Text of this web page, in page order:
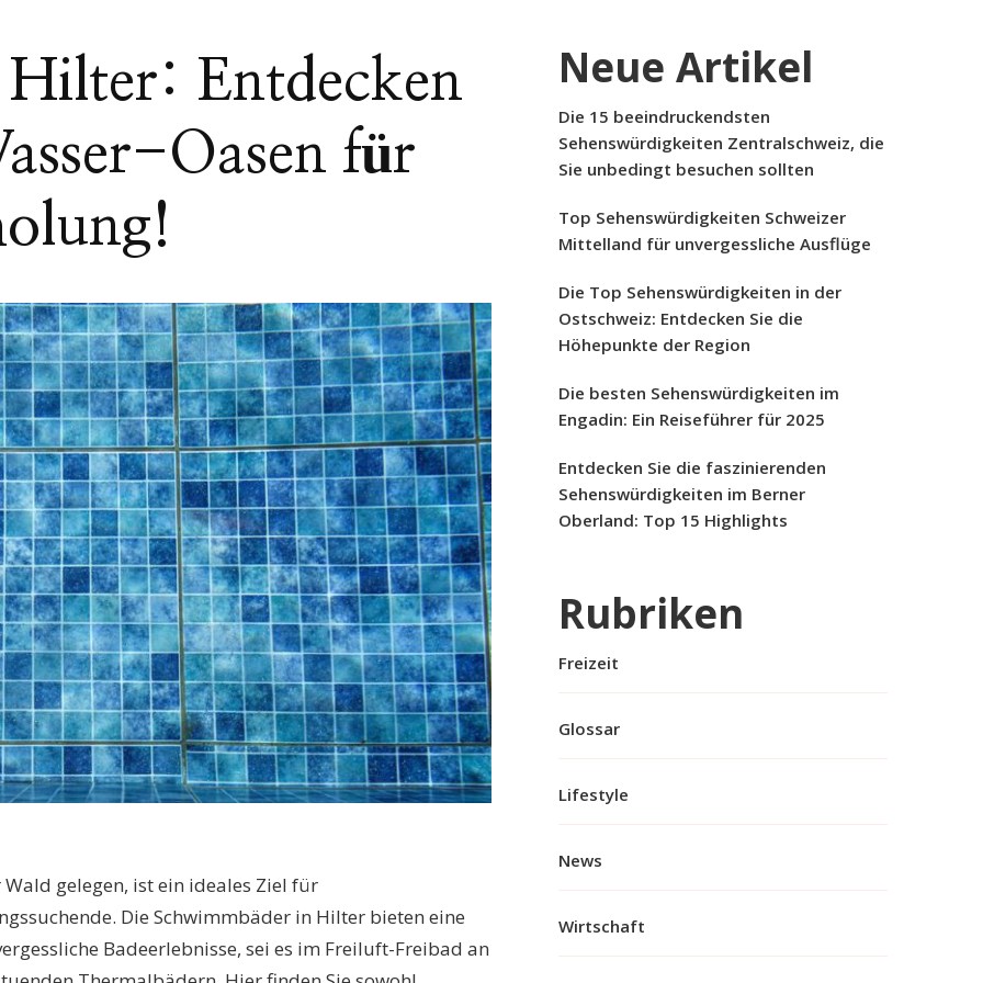
Entdecken
Oasen für
gelegen, ist ein ideales Ziel für
Die Schwimmbäder in Hilter bieten eine
Badeerlebnisse, sei es im Freiluft-Freibad an
Neue Artikel
Die 15 beeindruckendsten
Sehenswürdigkeiten Zentralschweiz, die
Sie unbedingt besuchen sollten
Top Sehenswürdigkeiten Schweizer
Mittelland für unvergessliche Ausflüge
Die Top Sehenswürdigkeiten in der
Ostschweiz: Entdecken Sie die
Höhepunkte der Region
Die besten Sehenswürdigkeiten im
Engadin: Ein Reiseführer für 2025
Entdecken Sie die faszinierenden
Sehenswürdigkeiten im Berner
Oberland: Top 15 Highlights
Rubriken
Freizeit
Glossar
Lifestyle
News
Wirtschaft